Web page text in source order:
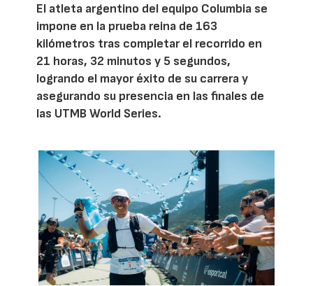
El atleta argentino del equipo Columbia se
impone en la prueba reina de 163
kilómetros tras completar el recorrido en
21 horas, 32 minutos y 5 segundos,
logrando el mayor éxito de su carrera y
asegurando su presencia en las finales de
las UTMB World Series.